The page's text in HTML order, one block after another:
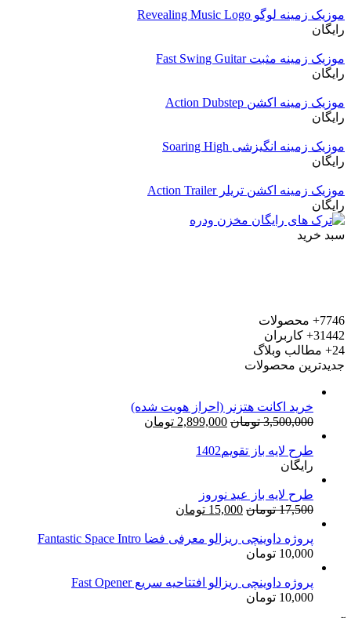
موزیک زمینه لوگو Revealing Music Logo
رایگان
موزیک زمینه مثبت Fast Swing Guitar
رایگان
موزیک زمینه اکشن Action Dubstep
رایگان
موزیک زمینه انگیزشی Soaring High
رایگان
موزیک زمینه اکشن تریلر Action Trailer
رایگان
سبد خرید
7746+
محصولات
31442+
کاربران
24+
مطالب وبلاگ
جدیدترین محصولات
خرید اکانت هتزنر (احراز هویت شده)
3,500,000 تومان قیمت
2,899,000 تومان
طرح لایه باز تقویم1402
رایگان
طرح لایه باز عید نوروز
17,500 تومان قیمت
17,500 تومان
15,000 تومان
15,000 تومان.
پروژه داوینچی ریزالو معرفی فضا Fantastic Space Intro
10,000 تومان
پروژه داوینچی ریزالو افتتاحیه سریع Fast Opener
10,000 تومان